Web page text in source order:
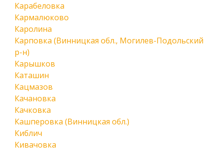
Карабеловка
Кармалюково
Каролина
Карповка (Винницкая обл., Могилев-Подольский
р-н)
Карышков
Каташин
Кацмазов
Качановка
Качковка
Кашперовка (Винницкая обл.)
Киблич
Кивачовка